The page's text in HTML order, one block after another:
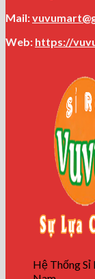
Mail:
Web: https://
Hệ Thống